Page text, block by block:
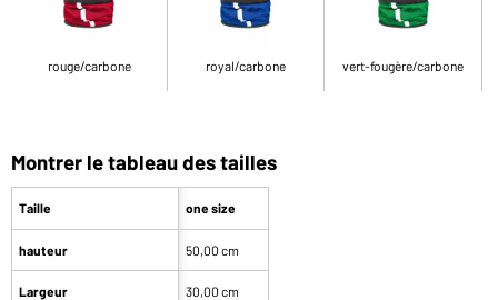
rouge/carbone royal/carbone vert-fougère/carbone
Montrer le tableau des tailles
Taille
hauteur
Largeur
one size
50,00 cm
30,00 cm